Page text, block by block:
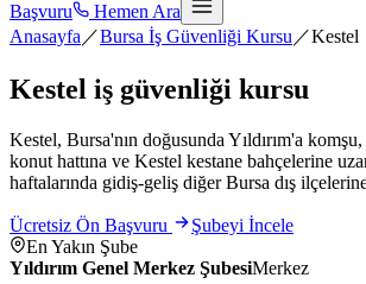
Başvuru
Hemen Ara
Anasayfa ／Bursa İş Güvenliği Kursu ／Kestel
Kestel iş güvenliği kursu
Kestel, Bursa'nın doğusunda Yıldırım'a
konut hattına ve Kestel kestane bahçelerine
haftalarında gidiş-geliş diğer Bursa dış
Ücretsiz Ön Başvuru
Şubeyi İncele
En Yakın Şube
Yıldırım Genel Merkez ŞubesiMerkez